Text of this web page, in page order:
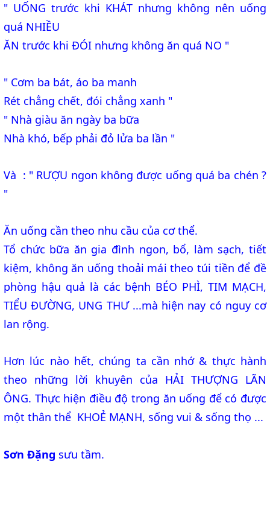
" UỐNG trước khi KHÁT nhưng không nên uống
quá NHIỀU
ĂN trước khi ĐÓI nhưng không ăn quá NO "
" Cơm ba bát, áo ba manh
Rét chẳng chết, đói chẳng xanh "
" Nhà giàu ăn ngày ba bữa
Nhà khó, bếp phải đỏ lửa ba lần "
Và : " RƯỢU ngon không được uống quá ba chén ?
"
Ăn uống cần theo nhu cầu của cơ thể.
Tổ chức bữa ăn gia đình ngon, bổ, làm sạch, tiết
kiệm, không ăn uống thoải mái theo túi tiền để đề
phòng hậu quả là các bệnh BÉO PHÌ, TIM MẠCH,
TIỂU ĐƯỜNG, UNG THƯ ...mà hiện nay có nguy cơ
lan rộng.
Hơn lúc nào hết, chúng ta cần nhớ & thực hành
theo những lời khuyên của HẢI THƯỢNG LÃN
ÔNG. Thực hiện điều độ trong ăn uống để có được
một thân thể KHOẺ MẠNH, sống vui & sống thọ ...
Sơn Đặng sưu tầm.